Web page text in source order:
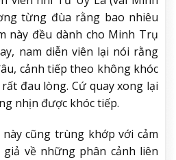
từng đùa rằng bao nhiêu
này đều dành cho Minh Trụ
nam diễn viên lại nói rằng
cảnh tiếp theo không khóc
đau lòng. Cứ quay xong lại
nhịn được khóc tiếp.
cũng trùng khớp với cảm
về những phân cảnh liên